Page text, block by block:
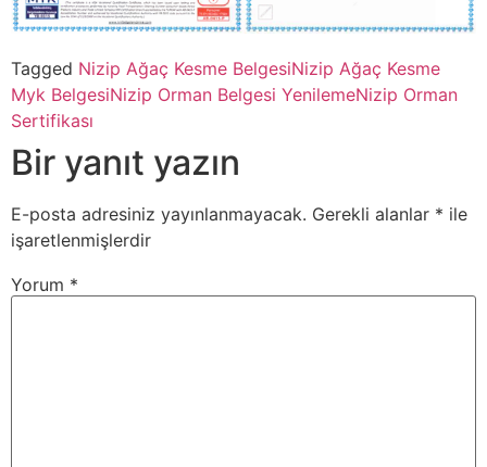
Tagged Nizip Ağaç Kesme BelgesiNizip Ağaç Kesme
Myk BelgesiNizip Orman Belgesi YenilemeNizip Orman
Sertifikası
Bir yanıt yazın
E-posta adresiniz yayınlanmayacak. Gerekli alanlar * ile
işaretlenmişlerdir
Yorum *